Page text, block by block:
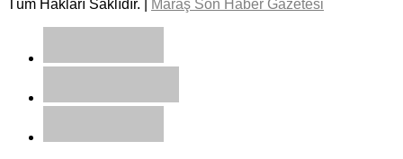
Tüm Hakları Saklıdır. |
Maraş Son Haber Gazetesi